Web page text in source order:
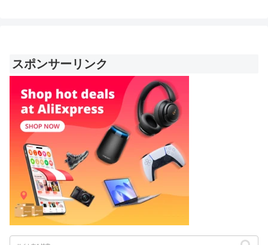
スポンサーリンク